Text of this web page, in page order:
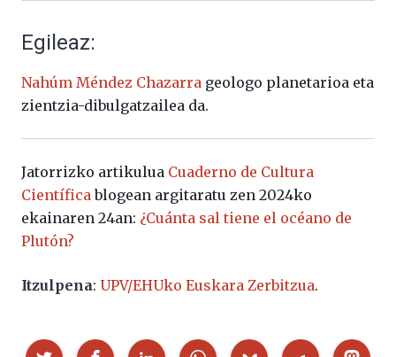
Egileaz:
Nahúm Méndez Chazarra geologo planetarioa eta
zientzia-dibulgatzailea da.
Jatorrizko artikulua Cuaderno de Cultura
Científica blogean argitaratu zen 2024ko
ekainaren 24an: ¿Cuánta sal tiene el océano de
Plutón?
Itzulpena: UPV/EHUko Euskara Zerbitzua.
Partekatu